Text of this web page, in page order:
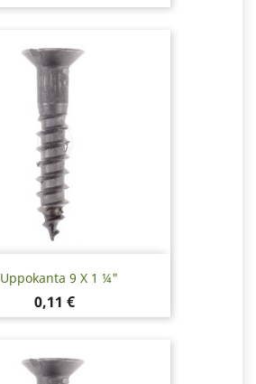
Uppokanta 9 X 1 ¼"
Pris
0,11 €